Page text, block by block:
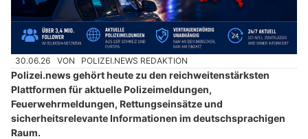
30.06.26 VON POLIZEI.NEWS REDAKTION
Polizei.news gehört heute zu den reichweitenstärksten
Plattformen für aktuelle Polizeimeldungen,
Feuerwehrmeldungen, Rettungseinsätze und
sicherheitsrelevante Informationen im deutschsprachigen
Raum.